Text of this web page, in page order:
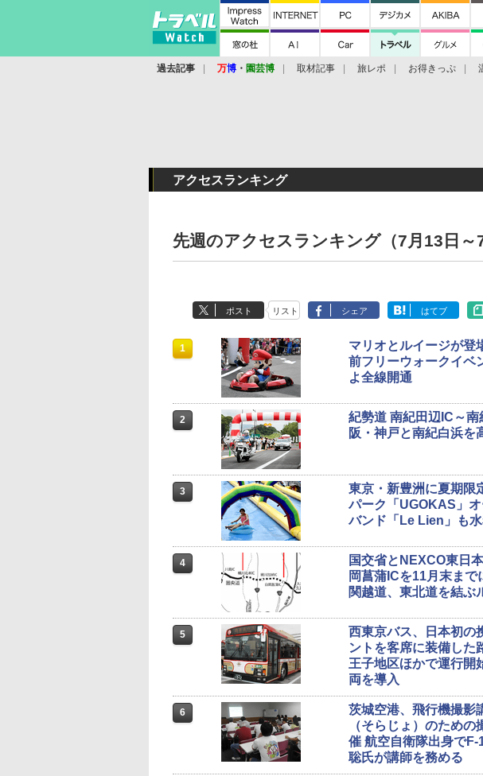
過去記事 万博 ・ 園芸博 取材記事 旅レポ お得きっぷ
アクセスランキング
先週のアクセスランキング（7月13日～7
ポスト リスト シェア はてブ
1
マリオとルイージが登
前フリーウォークイベ
よ全線開通
2
紀勢道 南紀田辺IC～
阪・神戸と南紀白浜を
3
東京・新豊洲に夏期限
パーク「UGOKAS」
バンド「Le Lien」も
4
国交省とNEXCO東日
岡菖蒲ICを11月末まで
関越道、東北道を結ぶ
5
西東京バス、日本初の
ントを客席に装備した
王子地区ほかで運行開
両を導入
6
茨城空港、飛行機撮影
（そらじょ）のため
催 航空自衛隊出身で
聡氏が講師を務める